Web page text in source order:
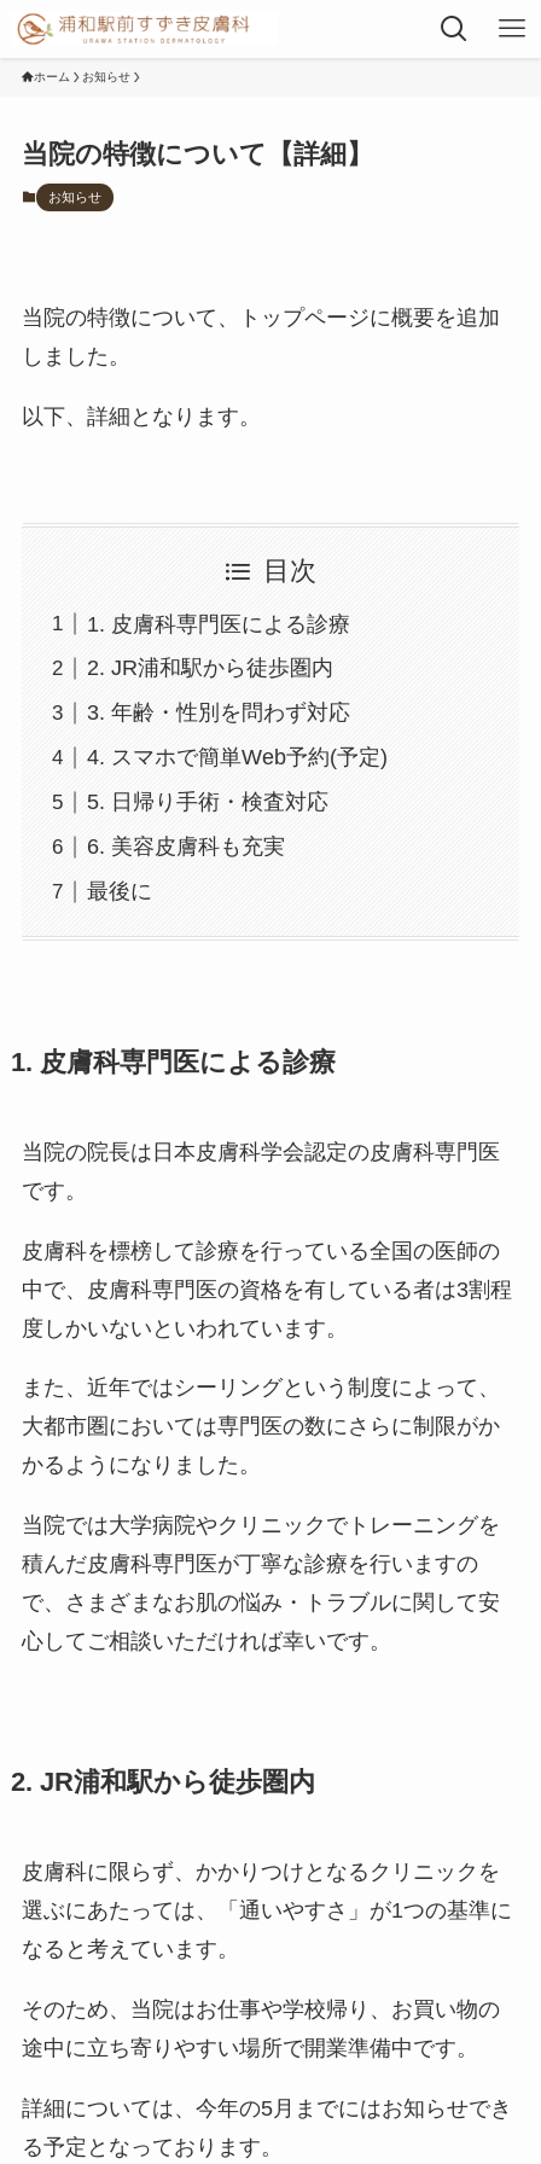
ホーム お知らせ
当院の特徴について【詳細】
お知らせ
当院の特徴について、トップページに概要を追加
しました。
以下、詳細となります。
目次
1. 皮膚科専門医による診療
2. JR浦和駅から徒歩圏内
3. 年齢・性別を問わず対応
4. スマホで簡単Web予約(予定)
5. 日帰り手術・検査対応
6. 美容皮膚科も充実
最後に
1. 皮膚科専門医による診療
当院の院長は日本皮膚科学会認定の皮膚科専門医
です。
皮膚科を標榜して診療を行っている全国の医師の
中で、皮膚科専門医の資格を有している者は3割程
度しかいないといわれています。
また、近年ではシーリングという制度によって、
大都市圏においては専門医の数にさらに制限がか
かるようになりました。
当院では大学病院やクリニックでトレーニングを
積んだ皮膚科専門医が丁寧な診療を行いますの
で、さまざまなお肌の悩み・トラブルに関して安
心してご相談いただければ幸いです。
2. JR浦和駅から徒歩圏内
皮膚科に限らず、かかりつけとなるクリニックを
選ぶにあたっては、「通いやすさ」が1つの基準に
なると考えています。
そのため、当院はお仕事や学校帰り、お買い物の
途中に立ち寄りやすい場所で開業準備中です。
詳細については、今年の5月までにはお知らせでき
る予定となっております。